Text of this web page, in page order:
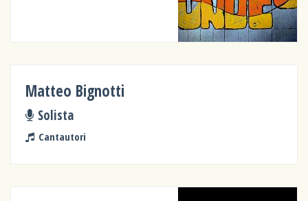
Matteo Bignotti
Solista
Cantautori